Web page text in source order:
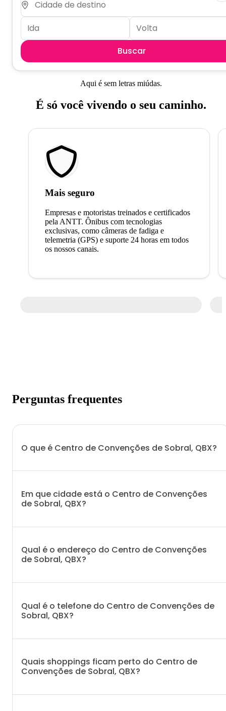
Buscar
Aqui é sem letras miúdas.
É só você vivendo o seu caminho.
Mais seguro
Empresas e motoristas treinados e certificados
pela ANTT. Ônibus com tecnologias
exclusivas, como câmeras de fadiga e
telemetria (GPS) e suporte 24 horas em todos
os nossos canais.
Perguntas frequentes
O que é Centro de Convenções de Sobral, QBX?
Em que cidade está o Centro de Convenções
de Sobral, QBX?
Qual é o endereço do Centro de Convenções
de Sobral, QBX?
Qual é o telefone do Centro de Convenções de
Sobral, QBX?
Quais shoppings ficam perto do Centro de
Convenções de Sobral, QBX?